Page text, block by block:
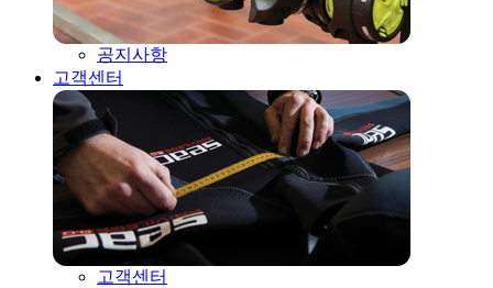
공지사항
고객센터
고객센터